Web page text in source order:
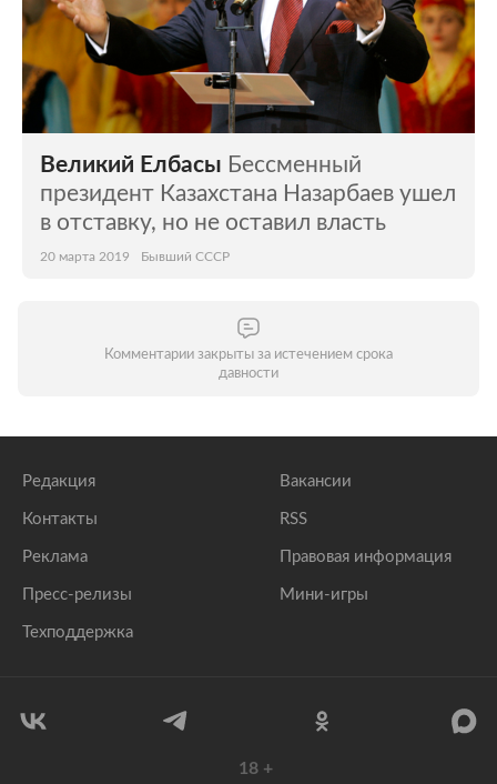
Великий Елбасы Бессменный
президент Казахстана Назарбаев ушел
в отставку, но не оставил власть
20 марта 2019 Бывший СССР
Комментарии закрыты за истечением срока
давности
Редакция
Контакты
Реклама
Пресс-релизы
Техподдержка
Вакансии
RSS
Правовая информация
Мини-игры
18 +